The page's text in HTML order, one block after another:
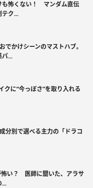
も怖くない！ マンダム直伝
テク...
でかけシーンのマストハブ。
パ...
クに“今っぽさ”を取り入れる
分別で選べる主力の「ドラコ
怖い？ 医師に聞いた、アラサ
...